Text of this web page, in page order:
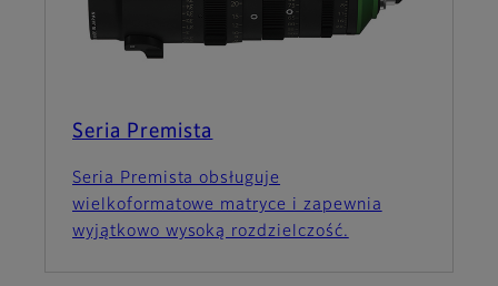
Seria Premista
Seria Premista obsługuje
wielkoformatowe matryce i zapewnia
wyjątkowo wysoką rozdzielczość.